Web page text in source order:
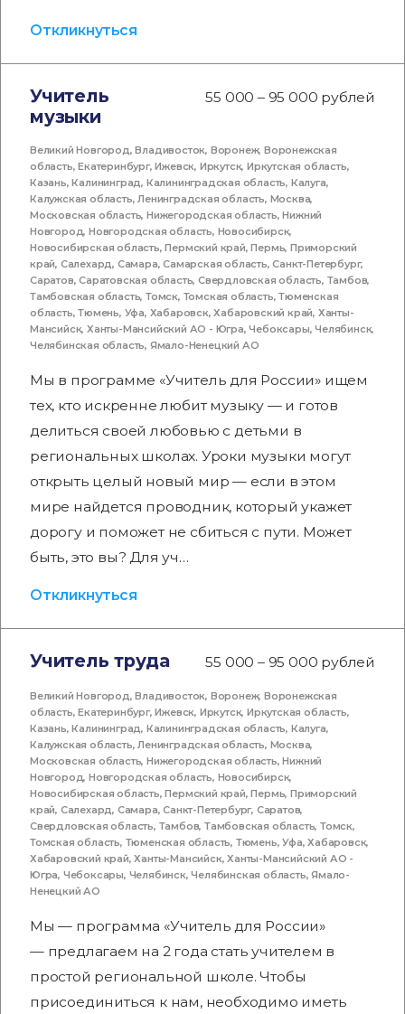
Откликнуться
Учитель
музыки
55 000 – 95 000 рублей
Великий Новгород,Владивосток, Воронеж,Воронежская
область,Екатеринбург,Ижевск, Иркутск,Иркутская область,
Казань,Калининград, Калининградская область, Калуга,
Калужская область,Ленинградская область, Москва,
Московская область,Нижегородская область,Нижний
Новгород,Новгородская область, Новосибирск,
Новосибирская область,Пермский край,Пермь,Приморский
край, Салехард, Самара,Самарская область,Санкт-Петербург,
Саратов,Саратовская область,Свердловская область, Тамбов,
Тамбовская область,Томск, Томская область,Тюменская
область,Тюмень, Уфа, Хабаровск,Хабаровский край, Ханты-
Мансийск,Ханты-Мансийский АО - Югра,Чебоксары,Челябинск,
Челябинская область, Ямало-Ненецкий АО
Мы в программе «Учитель для России» ищем
тех, кто искренне любит музыку — и готов
делиться своей любовью с детьми в
региональных школах. Уроки музыки могут
открыть целый новый мир — если в этом
мире найдется проводник, который укажет
дорогу и поможет не сбиться с пути. Может
быть, это вы? Для уч…
Откликнуться
Учитель труда 55 000 – 95 000 рублей
Великий Новгород,Владивосток, Воронеж,Воронежская
область,Екатеринбург,Ижевск, Иркутск,Иркутская область,
Казань,Калининград, Калининградская область, Калуга,
Калужская область,Ленинградская область, Москва,
Московская область,Нижегородская область,Нижний
Новгород,Новгородская область, Новосибирск,
Новосибирская область,Пермский край,Пермь,Приморский
край, Салехард, Самара,Санкт-Петербург, Саратов,
Свердловская область, Тамбов,Тамбовская область,Томск,
Томская область, Тюменская область, Тюмень,Уфа,Хабаровск,
Хабаровский край,Ханты-Мансийск,Ханты-Мансийский АО -
Югра, Чебоксары, Челябинск,Челябинская область,Ямало-
Ненецкий АО
Мы — программа «Учитель для России»
— предлагаем на 2 года стать учителем в
простой региональной школе. Чтобы
присоединиться к нам, необходимо иметь